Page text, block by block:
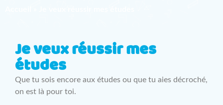
Je veux réussir mes
études
Que tu sois encore aux études ou que tu aies décroché,
on est là pour toi.